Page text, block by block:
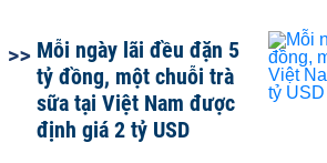
Mỗi ngày lãi đều đặn 5
tỷ đồng, một chuỗi trà
sữa tại Việt Nam được
định giá 2 tỷ USD